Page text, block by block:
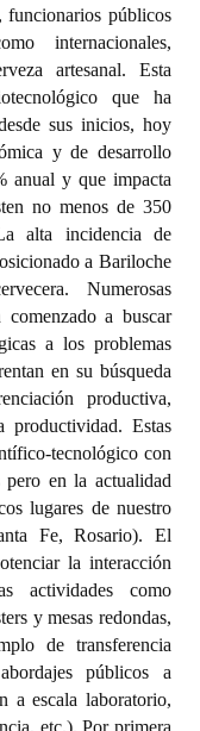
funcionarios públicos
internacionales,
artesanal. Esta
que ha
sus inicios, hoy
y de desarrollo
anual y que impacta
no menos de 350
alta incidencia de
a Bariloche
Numerosas
comenzado a buscar
a los problemas
en su búsqueda
productiva,
Estas
tecnológico con
pero en la actualidad
lugares de nuestro
Fe, Rosario). El
la interacción
actividades como
y mesas redondas,
de transferencia
públicos a
a escala laboratorio,
etc.). Por primera